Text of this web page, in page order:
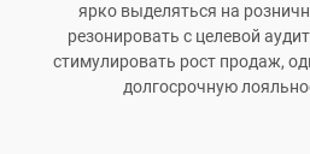
ярко выделяться на
резонировать с целевой
стимулировать рост продаж,
долгосрочную